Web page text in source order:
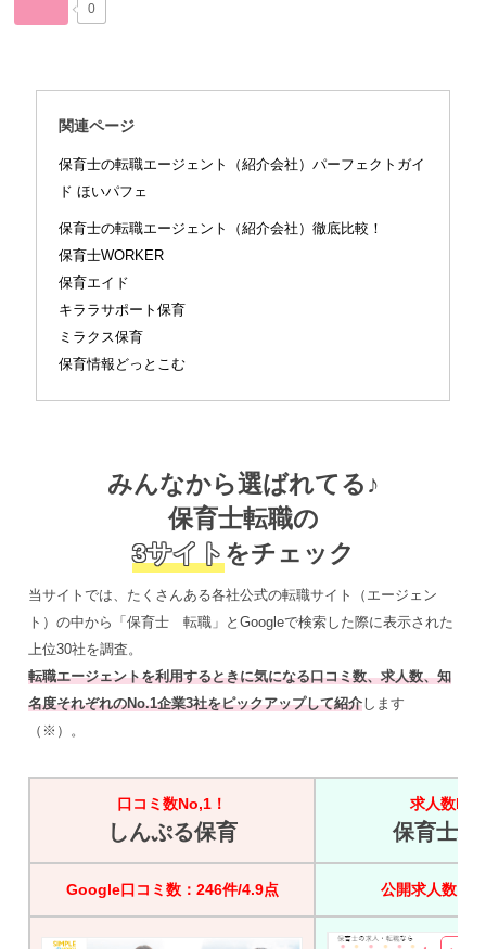
0
関連ページ
保育士の転職エージェント（紹介会社）パーフェクトガイ
ド ほいパフェ
保育士の転職エージェント（紹介会社）徹底比較！
保育士WORKER
保育エイド
キララサポート保育
ミラクス保育
保育情報どっとこむ
みんなから選ばれてる♪
保育士転職の
3サイト をチェック
当サイトでは、たくさんある各社公式の転職サイト（エージェン
ト）の中から「保育士 転職」とGoogleで検索した際に表示された
上位30社を調査。
転職エージェントを利用するときに気になる口コミ数、求人数、知
名度それぞれのNo.1企業3社をピックアップして紹介します
（※）。
口コミ数No,1！
しんぷる保育
求人数
保育士バ
Google口コミ数：246件/4.9点 公開求人数：